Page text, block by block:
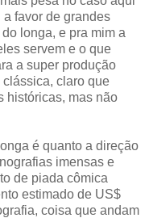
favor de grandes
longa, e pra mim a
servem e o que
a super produção
claro que
históricas, mas não
é quanto a direção
imensas e
de piada cômica
estimado de US$
coisa que andam